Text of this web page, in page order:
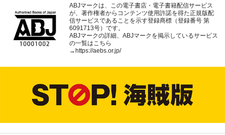
ABJマークは、この電子書店・電子書籍配信サービス
が、著作権者からコンテンツ使用許諾を得た正規版配
信サービスであることを示す登録商標（登録番号 第
6091713号）です。
ABJマークの詳細、ABJマークを掲示しているサービス
の一覧はこちら
→ https://aebs.or.jp/